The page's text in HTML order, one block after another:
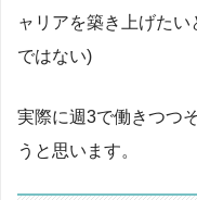
ャリアを築き上げた
ではない)
実際に週3で働きつつ
うと思います。